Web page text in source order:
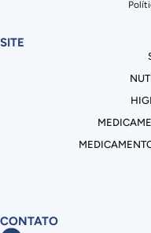
SITE
CONTATO